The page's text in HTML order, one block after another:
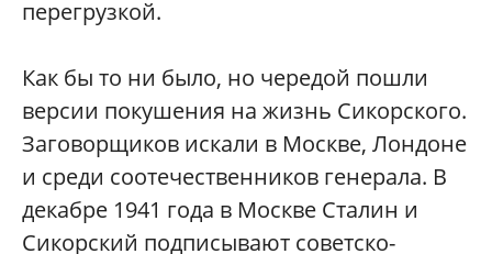
перегрузкой.
Как бы то ни было, но чередой пошли
версии покушения на жизнь Сикорского.
Заговорщиков искали в Москве, Лондоне
и среди соотечественников генерала. В
декабре 1941 года в Москве Сталин и
Сикорский подписывают советско-